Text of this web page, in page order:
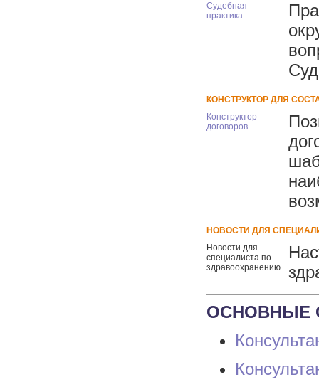
Судебная
практика
КОНСТРУКТОР ДЛЯ
Конструктор
договоров
НОВОСТИ ДЛЯ
Новости для
специалиста по
здравоохранению
ОСНОВНЫЕ